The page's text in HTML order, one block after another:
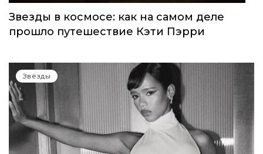
Звезды в космосе: как на самом деле
прошло путешествие Кэти Пэрри
Звёзды